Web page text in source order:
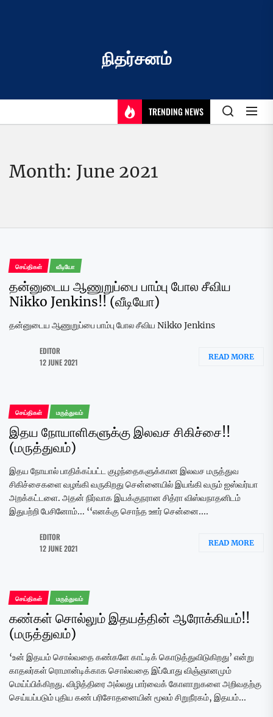
நிதர்சனம்
TRENDING NEWS
Month: June 2021
செய்திகள் வீடியோ
தன்னுடைய ஆணுறுப்பை பாம்பு போல சீவிய
Nikko Jenkins!! (வீடியோ)
தன்னுடைய ஆணுறுப்பை பாம்பு போல சீவிய Nikko Jenkins
EDITOR
12 JUNE 2021
READ MORE
செய்திகள் மருத்துவம்
இதய நோயாளிகளுக்கு இலவச சிகிச்சை!!
(மருத்துவம்)
இதய நோயால் பாதிக்கப்பட்ட குழந்தைகளுக்கான இலவச மருத்துவ
சிகிச்சைகளை வழங்கி வருகிறது சென்னையில் இயங்கி வரும் ஐஸ்வர்யா
அறக்கட்டளை. அதன் நிர்வாக இயக்குநரான சித்ரா விஸ்வநாதனிடம்
இதுபற்றி பேசினோம்... ‘‘எனக்கு சொந்த ஊர் சென்னை....
EDITOR
12 JUNE 2021
READ MORE
செய்திகள் மருத்துவம்
கண்கள் சொல்லும் இதயத்தின் ஆரோக்கியம்!!
(மருத்துவம்)
‘உன் இதயம் சொல்வதை கண்களே காட்டிக் கொடுத்துவிடுகிறது’ என்று
காதலர்கள் ரொமான்டிக்காக சொல்வதை இப்போது விஞ்ஞானமும்
மெய்ப்பிக்கிறது. விழித்திரை அல்லது பார்வைக் கோளாறுகளை அறிவதற்கு
செய்யப்படும் புதிய கண் பரிசோதனையின் மூலம் சிறுநீரகம், இதயம்...